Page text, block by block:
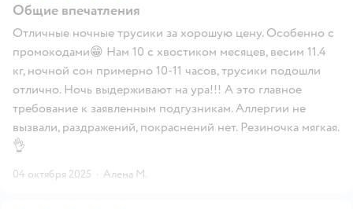
Общие впечатления
Отличные ночные трусики за хорошую цену. Особенно с
промокодами😁 Нам 10 с хвостиком месяцев, весим 11.4
кг, ночной сон примерно 10-11 часов, трусики подошли
отлично. Ночь выдерживают на ура!!! А это главное
требование к заявленным подгузникам. Аллергии не
вызвали, раздражений, покраснений нет. Резиночка мягкая.
👌
04 октября 2025 · Алена М.